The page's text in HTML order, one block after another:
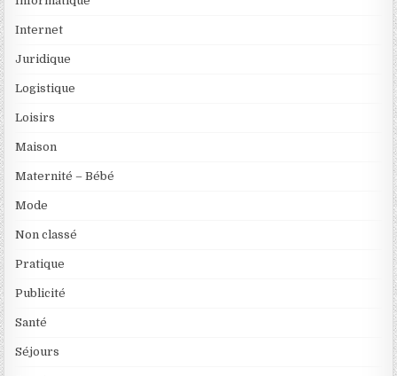
Internet
Juridique
Logistique
Loisirs
Maison
Maternité – Bébé
Mode
Non classé
Pratique
Publicité
Santé
Séjours